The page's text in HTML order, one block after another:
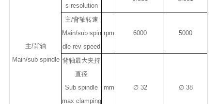
主/背轴
Main/sub spindle
s resolution
主/背轴转速
Main/sub spin
dle rev speed
rpm 6000 5000
背轴最大夹持
直径
Sub spindle
max clamping
mm ∅ 32 ∅ 38